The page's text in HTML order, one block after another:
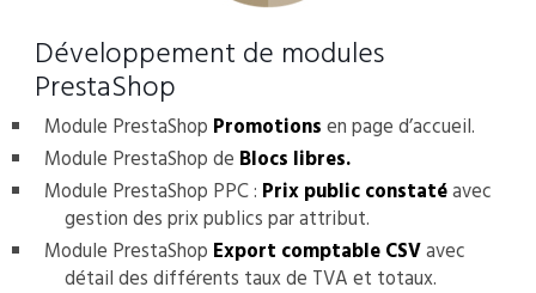
Développement de modules
PrestaShop
Module PrestaShop Promotions en page d’accueil.
Module PrestaShop de Blocs libres.
Module PrestaShop PPC : Prix public constatéavec
gestion des prix publics par attribut.
Module PrestaShop Export comptable CSVavec
détail des différents taux de TVA et totaux.